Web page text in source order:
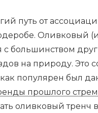
путь от
Оливковый
с большинством
на природу. Это
популярен был
прошлого
оливковый